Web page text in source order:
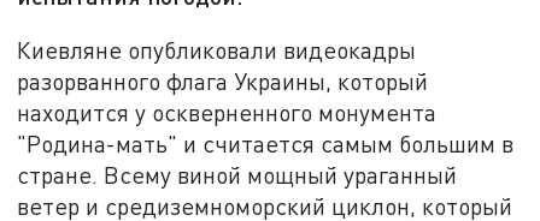
Киевляне опубликовали видеокадры
разорванного флага Украины, который
находится у оскверненного монумента
"Родина-мать" и считается самым большим в
стране. Всему виной мощный ураганный
ветер и средиземноморский циклон, который